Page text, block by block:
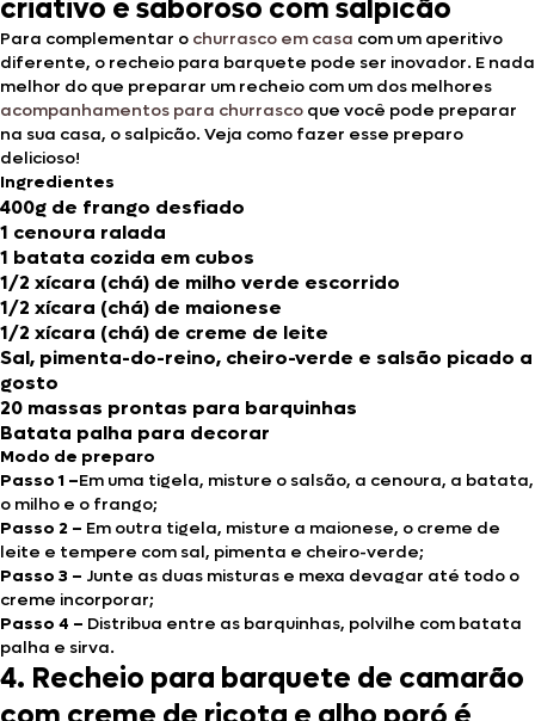
criativo e saboroso com salpicão
Para complementar o churrasco em casa com um aperitivo
diferente, o recheio para barquete pode ser inovador. E nada
melhor do que preparar um recheio com um dos melhores
acompanhamentos para churrasco que você pode preparar
na sua casa, o salpicão. Veja como fazer esse preparo
delicioso!
Ingredientes
400g de frango desfiado
1 cenoura ralada
1 batata cozida em cubos
1/2 xícara (chá) de milho verde escorrido
1/2 xícara (chá) de maionese
1/2 xícara (chá) de creme de leite
Sal, pimenta-do-reino, cheiro-verde e salsão picado a
gosto
20 massas prontas para barquinhas
Batata palha para decorar
Modo de preparo
Passo 1 –Em uma tigela, misture o salsão, a cenoura, a batata,
o milho e o frango;
Passo 2 – Em outra tigela, misture a maionese, o creme de
leite e tempere com sal, pimenta e cheiro-verde;
Passo 3 – Junte as duas misturas e mexa devagar até todo o
creme incorporar;
Passo 4 – Distribua entre as barquinhas, polvilhe com batata
palha e sirva.
4. Recheio para barquete de camarão